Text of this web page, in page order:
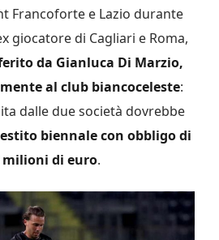
Francoforte e Lazio durante
giocatore di Cagliari e Roma,
da Gianluca Di Marzio,
al club biancoceleste:
dalle due società dovrebbe
biennale con obbligo di
milioni di euro.